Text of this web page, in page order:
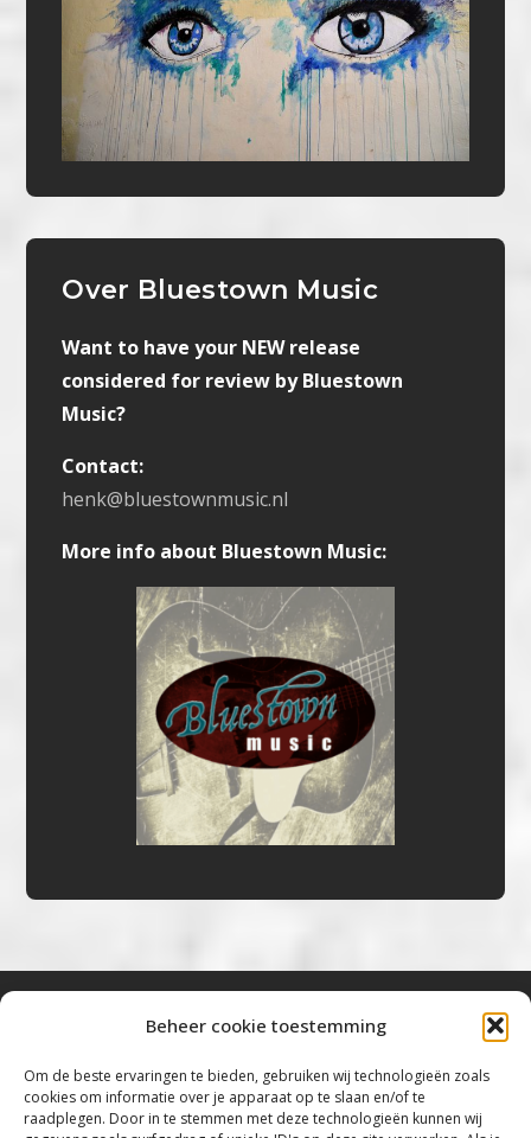
Beheer cookie toestemming
Om de beste ervaringen te bieden, gebruiken wij technologieën zoals
cookies om informatie over je apparaat op te slaan en/of te
raadplegen. Door in te stemmen met deze technologieën kunnen wij
Over Bluestown Music
Want to have your NEW release
considered for review by Bluestown
Music?
Contact:
henk@bluestownmusic.nl
More info about Bluestown Music:
“Voor de mooiste Blues, Rock, Roots &